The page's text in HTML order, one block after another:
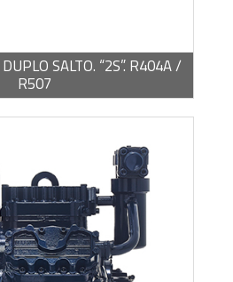
SALTO. “2S”. R404A /
R507